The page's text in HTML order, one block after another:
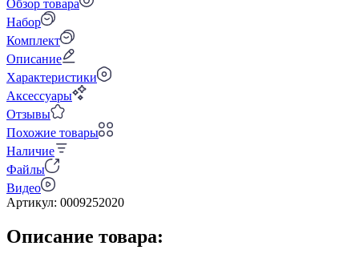
Обзор товара
Набор
Комплект
Описание
Характеристики
Аксессуары
Отзывы
Похожие товары
Наличие
Файлы
Видео
Артикул: 0009252020
Описание товара: